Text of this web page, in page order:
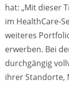
hat: „Mit dieser
im HealthCare-
weiteres
erwerben. Bei
durchgängig
ihrer Standorte,